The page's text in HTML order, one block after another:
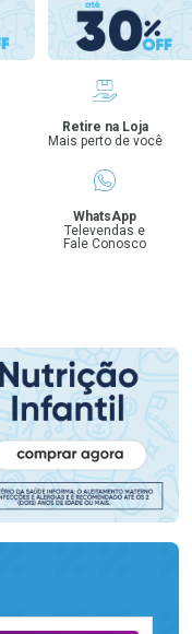
Retire na Loja
Mais perto de você
WhatsApp
Televendas e
Fale Conosco